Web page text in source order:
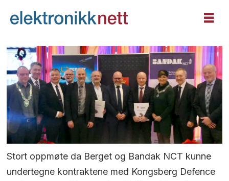
Stort oppmøte da Berget og Bandak NCT kunne
undertegne kontraktene med Kongsberg Defence